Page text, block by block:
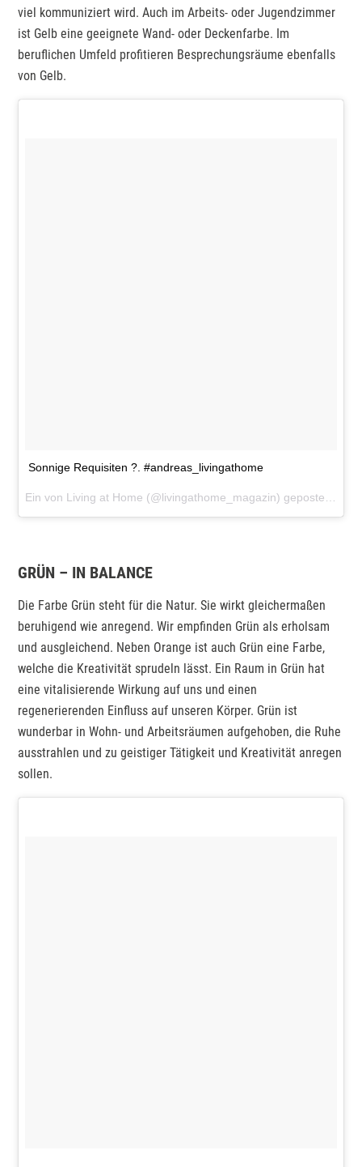
viel kommuniziert wird. Auch im Arbeits- oder Jugendzimmer
ist Gelb eine geeignete Wand- oder Deckenfarbe. Im
beruflichen Umfeld profitieren Besprechungsräume ebenfalls
von Gelb.
Sonnige Requisiten ?. #andreas_livingathome
GRÜN – IN BALANCE
Die Farbe Grün steht für die Natur. Sie wirkt gleichermaßen
beruhigend wie anregend. Wir empfinden Grün als erholsam
und ausgleichend. Neben Orange ist auch Grün eine Farbe,
welche die Kreativität sprudeln lässt. Ein Raum in Grün hat
eine vitalisierende Wirkung auf uns und einen
regenerierenden Einfluss auf unseren Körper. Grün ist
wunderbar in Wohn- und Arbeitsräumen aufgehoben, die Ruhe
ausstrahlen und zu geistiger Tätigkeit und Kreativität anregen
sollen.